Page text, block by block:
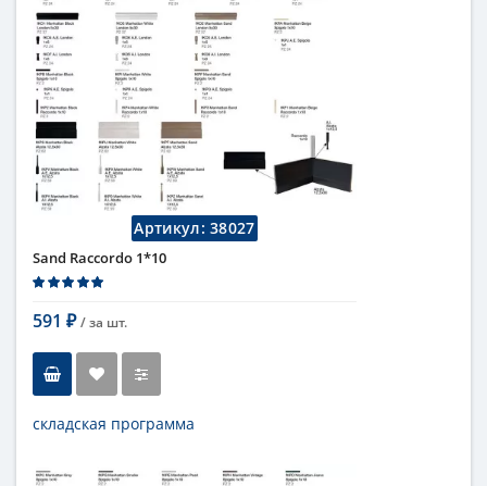
Высота
10 см
Цвет
темный, коричневый
Страна
Италия
Поверхность
глянцевая
Коллекция
Fap Ceramiche
Артикул:38027
Sand Raccordo 1*10
591 ₽ / за шт.
складская программа